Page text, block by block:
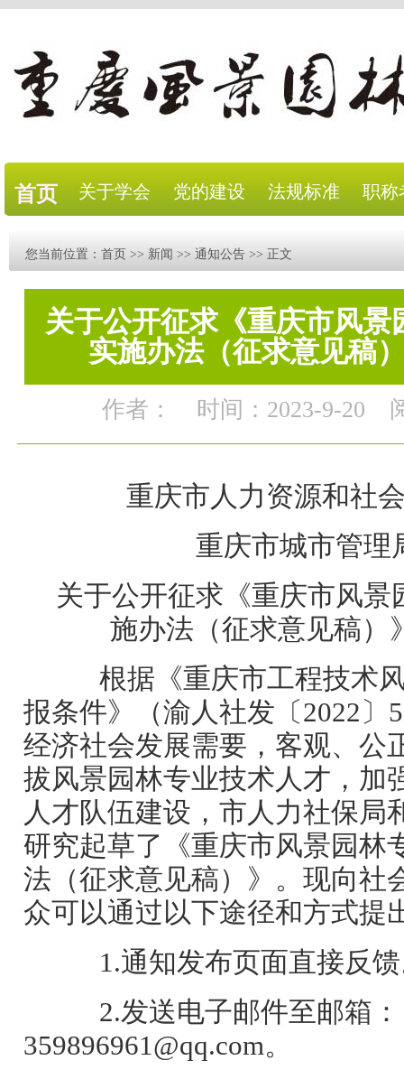
首页 关于学会 党的建设 法规标准 职称
您当前位置： 首页 >> 新闻 >> 通知公告 >> 正文
关于公开征求《重庆市风景
实施办法（征求意见稿
作者： 时间：2023-9-20
重庆市人力资源和社
重庆市城市管理
关于公开征求《重庆市风景
施办法（征求意见稿）
根据《重庆市工程技术
报条件》（渝人社发〔2022〕
经济社会发展需要，客观、公
拔风景园林专业技术人才，加
人才队伍建设，市人力社保局
研究起草了《重庆市风景园林
法（征求意见稿）》。现向社
众可以通过以下途径和方式提
1.通知发布页面直接反
2.发送电子邮件至邮箱：
359896961@qq.com。